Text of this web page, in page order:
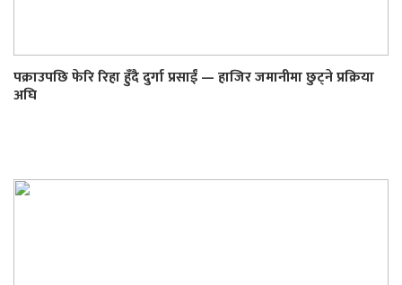
पक्राउपछि फेरि रिहा हुँदै दुर्गा प्रसाईं — हाजिर जमानीमा छुट्ने प्रक्रिया
अघि